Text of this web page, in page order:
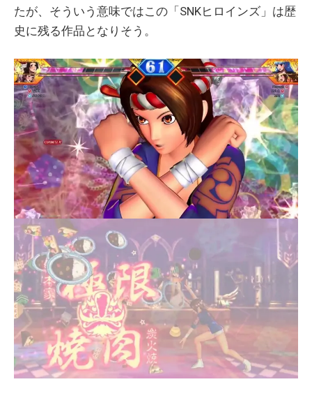
たが、そういう意味ではこの「SNKヒロインズ」は歴
史に残る作品となりそう。